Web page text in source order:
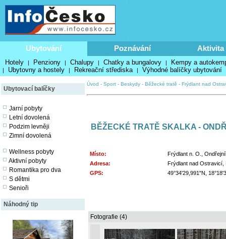
Ubytování Poznávání Aktivita
Hotely | Penziony | Chalupy | Chatky a bungalovy | Kempy a
| Ubytovny a hostely | Rekreační střediska | Výhodné balíčky ubytování
Ubytovací balíčky
Jarní pobyty
Letní dovolená
Podzim levněji
Zimní dovolená
Wellness pobyty
Aktivní pobyty
Romantika pro dva
S dětmi
Senioři
Náhodný tip
Úvod - Sport - Beskydy - Běžecké tratě - Frýdlant nad
BĚŽECKÉ TRATĚ SKALKA -
Místo:
Frýdlant n. O.,
Adresa:
Frýdlant nad Ostravicí,
GPS:
49°34'29,991"N,
Fotografie (4)